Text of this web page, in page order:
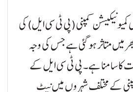
کمیونیکیشن کمپنی (پی ٹی سی ایل) کی
متاثر ہو گئی ہے جس کی وجہ
سامنا ہے۔ پی ٹی سی ایل کے
کے مختلف شہروں میں نیٹ